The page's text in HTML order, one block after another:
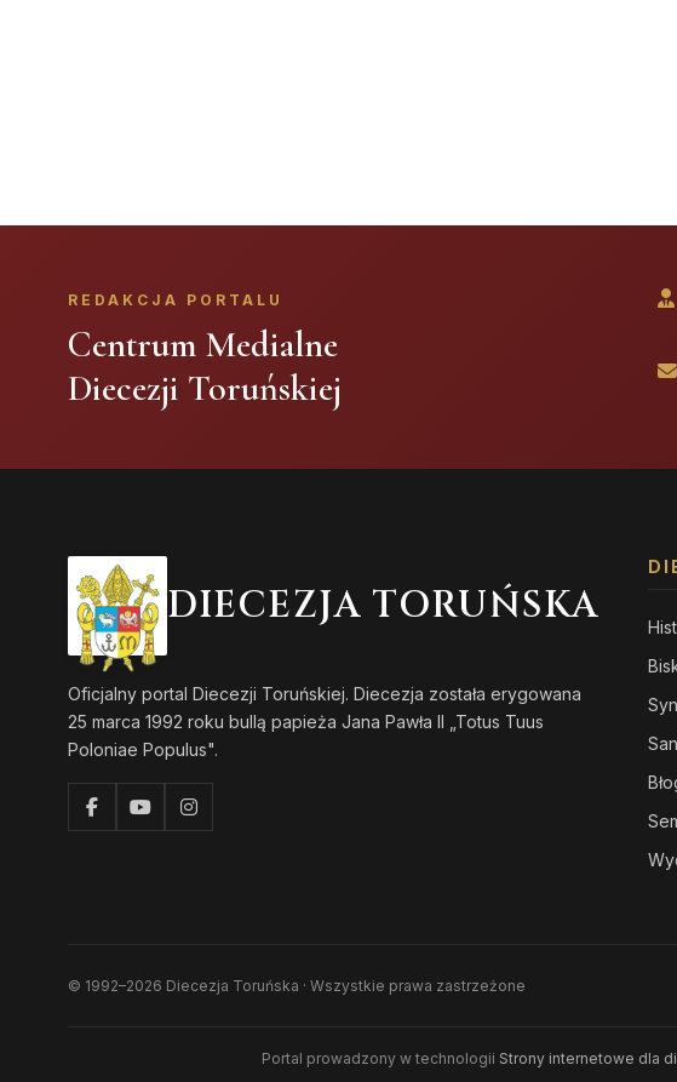
REDAKCJA PORTALU
Centrum Medialne
Diecezji Toruńskiej
DIECEZJA TORUŃSKA
Oficjalny portal Diecezji Toruńskiej. Diecezja została erygowana
25 marca 1992 roku bullą papieża Jana Pawła II „Totus Tuus
Poloniae Populus".
© 1992–2026 Diecezja Toruńska · Wszystkie prawa zastrzeżone
Portal prowadzony w technologii Strony internetowe dla